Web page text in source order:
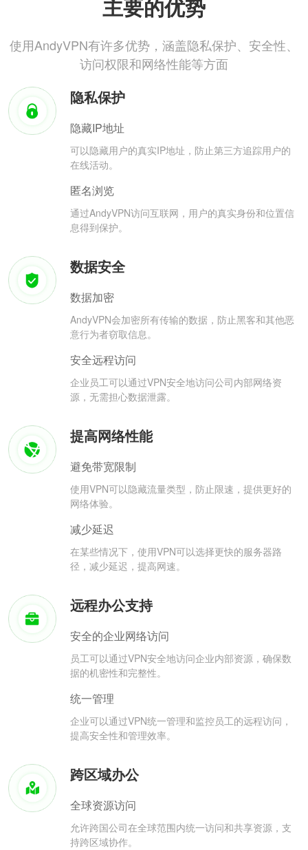
主要的优势
使用AndyVPN有许多优势，涵盖隐私保护、安全性、
访问权限和网络性能等方面
隐私保护
隐藏IP地址
可以隐藏用户的真实IP地址，防止第三方追踪用户的
在线活动。
匿名浏览
通过AndyVPN访问互联网，用户的真实身份和位置信
息得到保护。
数据安全
数据加密
AndyVPN会加密所有传输的数据，防止黑客和其他恶
意行为者窃取信息。
安全远程访问
企业员工可以通过VPN安全地访问公司内部网络资
源，无需担心数据泄露。
提高网络性能
避免带宽限制
使用VPN可以隐藏流量类型，防止限速，提供更好的
网络体验。
减少延迟
在某些情况下，使用VPN可以选择更快的服务器路
径，减少延迟，提高网速。
远程办公支持
安全的企业网络访问
员工可以通过VPN安全地访问企业内部资源，确保数
据的机密性和完整性。
统一管理
企业可以通过VPN统一管理和监控员工的远程访问，
提高安全性和管理效率。
跨区域办公
全球资源访问
允许跨国公司在全球范围内统一访问和共享资源，支
持跨区域协作。